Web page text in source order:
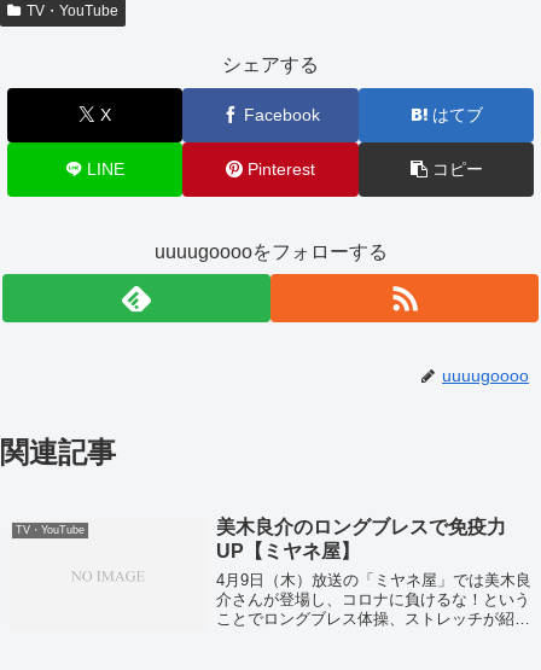
TV・YouTube
シェアする
X Facebook はてブ
LINE Pinterest コピー
uuuugooooをフォローする
uuuugoooo
関連記事
TV・YouTube
美木良介のロングブレスで免疫力
UP【ミヤネ屋】
4月9日（木）放送の「ミヤネ屋」では美木良
介さんが登場し、コロナに負けるな！という
ことでロングブレス体操、ストレッチが紹介